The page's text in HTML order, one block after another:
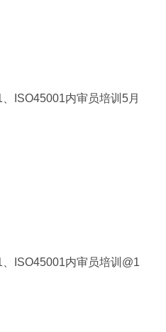
ISO45001内审员培训5月
ISO45001内审员培训@1